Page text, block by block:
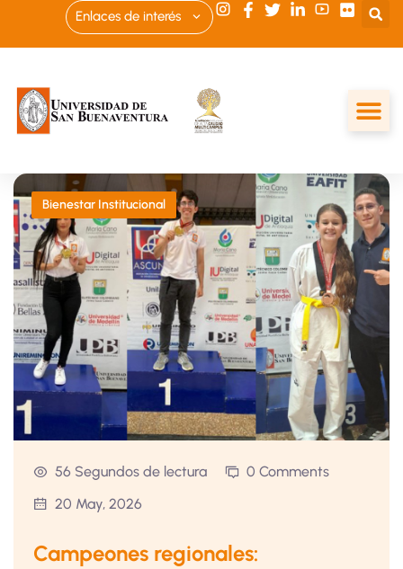
Enlaces de interés
Bienestar Institucional
56 Segundos de lectura
0 Comments
20 May, 2026
Campeones regionales: